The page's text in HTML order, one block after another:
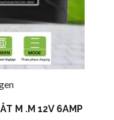
M .M 12V 6AMP